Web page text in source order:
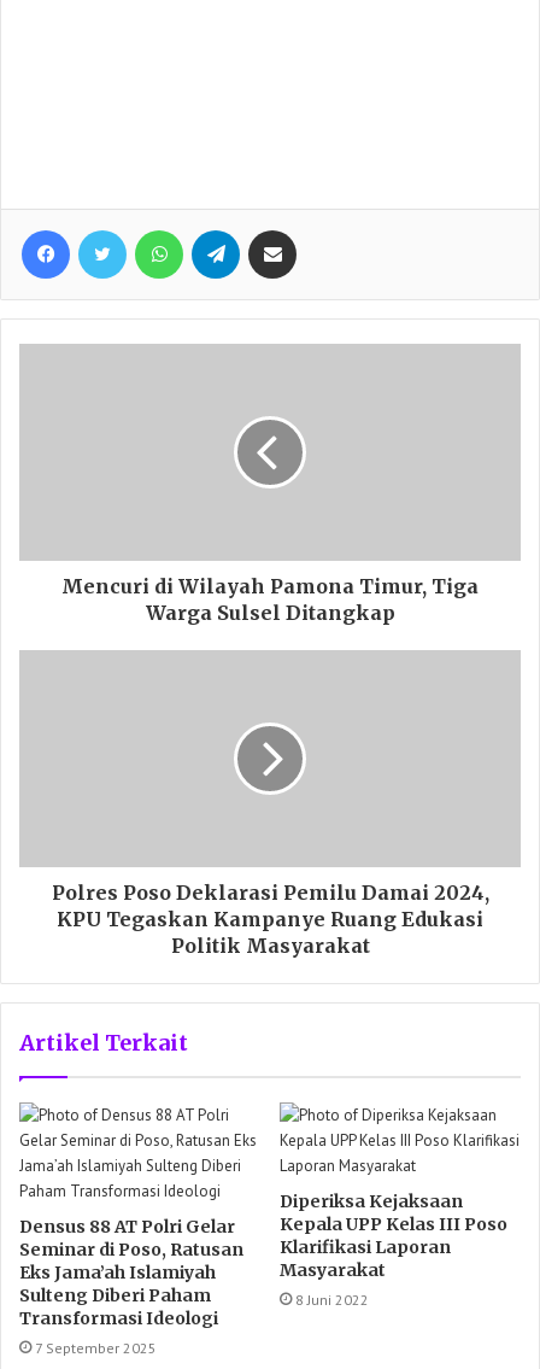
Facebook Twitter WhatsApp Telegram
Mencuri di Wilayah Pamona Timur, Tiga
Warga Sulsel Ditangkap
Polres Poso Deklarasi Pemilu Damai 2024,
KPU Tegaskan Kampanye Ruang Edukasi
Politik Masyarakat
Artikel Terkait
Densus 88 AT Polri Gelar
Seminar di Poso, Ratusan
Eks Jama’ah Islamiyah
Sulteng Diberi Paham
Transformasi Ideologi
7 September 2025
Diperiksa Kejaksaan
Kepala UPP Kelas III Poso
Klarifikasi Laporan
Masyarakat
8 Juni 2022